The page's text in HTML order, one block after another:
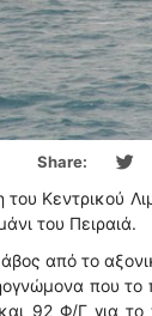
Share:
Κεντρικού
του Πειραιά.
από το
που το
92 Φ/Γ για το